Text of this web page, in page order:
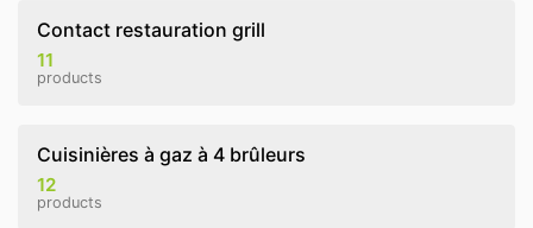
Contact restauration grill
11
products
Cuisinières à gaz à 4 brûleurs
12
products